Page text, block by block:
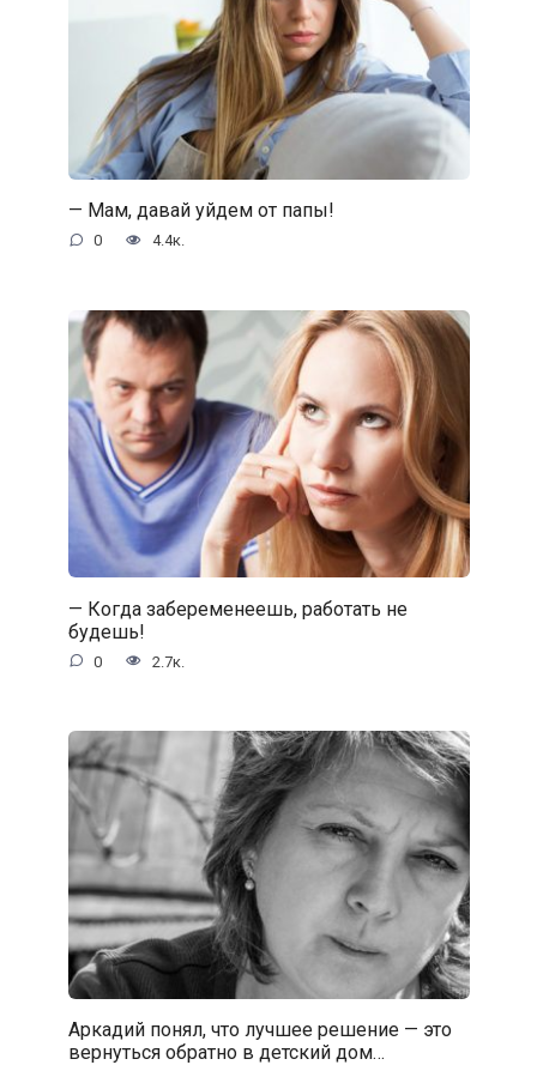
— Мам, давай уйдем от папы!
0 4.4к.
— Когда забеременеешь, работать не
будешь!
0 2.7к.
Аркадий понял, что лучшее решение — это
вернуться обратно в детский дом…